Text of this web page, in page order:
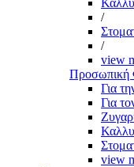
/
/
view
Προσωπική
Για
Για
view